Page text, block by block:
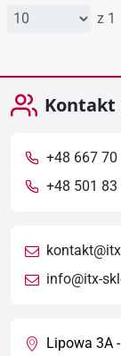
z 1
Kontakt
+48 667 70
+48 501 83
info@itx-
Lipowa 3A